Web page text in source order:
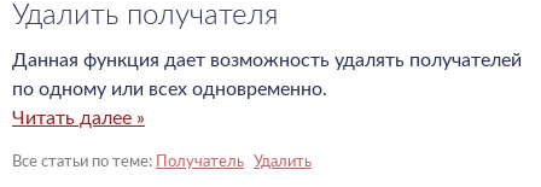
Удалить получателя
Данная функция дает возможность удалять получателей
по одному или всех одновременно.
Читать далее »
Получатель Удалить